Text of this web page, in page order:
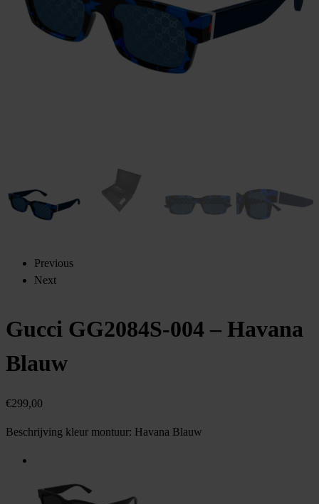
Previous
Next
Gucci GG2084S-004 – Havana
Blauw
€299,00
Beschrijving kleur montuur: Havana Blauw